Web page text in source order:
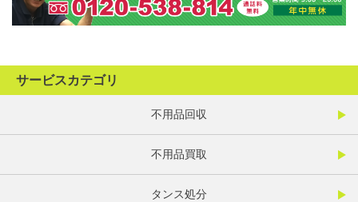
サービスカテゴリ
不用品回収
不用品買取
タンス処分